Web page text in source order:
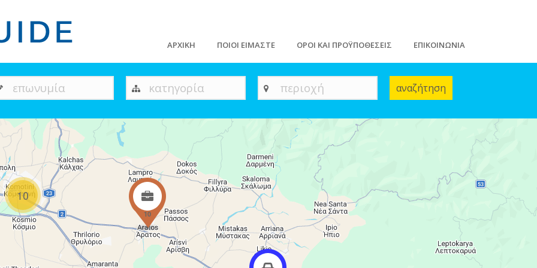
ΑΡΧΙΚΗ ΠΟΙΟΙ ΕΙΜΑΣΤΕ ΟΡΟΙ ΚΑΙ ΠΡΟΫΠΟΘΕΣΕΙΣ ΕΠΙΚΟΙΝΩΝΙΑ
επωνυμία κατηγορία περιοχή αναζήτηση
10
10